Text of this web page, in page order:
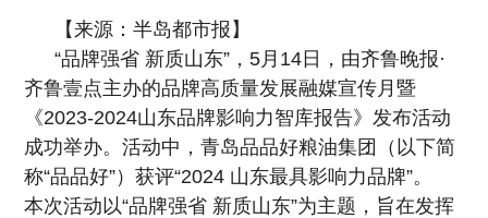
【来源：半岛都市报】
“品牌强省 新质山东”，5月14日，由齐鲁晚报·
齐鲁壹点主办的品牌高质量发展融媒宣传月暨
《2023-2024山东品牌影响力智库报告》发布活动
成功举办。活动中，青岛品品好粮油集团（以下简
称“品品好”）获评“2024 山东最具影响力品牌”。
本次活动以“品牌强省 新质山东”为主题，旨在发挥